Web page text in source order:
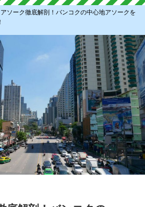
アソーク徹底解剖！バンコクの中心地アソークを